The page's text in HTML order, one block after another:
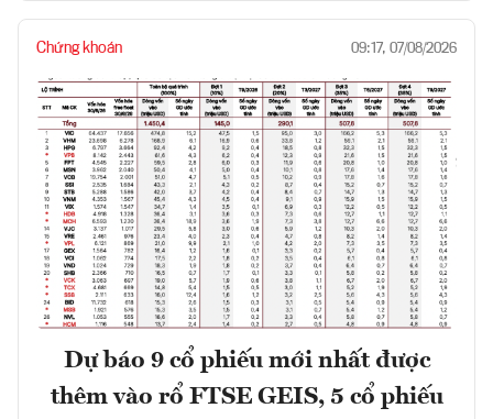
Chứng khoán 09:17, 07/08/2026
Dự báo 9 cổ phiếu mới nhất được
thêm vào rổ FTSE GEIS, 5 cổ phiếu